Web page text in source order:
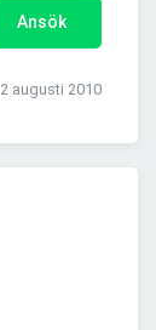
Ansök
2 augusti 2010